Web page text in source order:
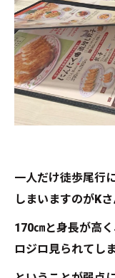
一人だけ徒歩尾行
しまいますのがKさ
170㎝と身長が高
ロジロ見られてし